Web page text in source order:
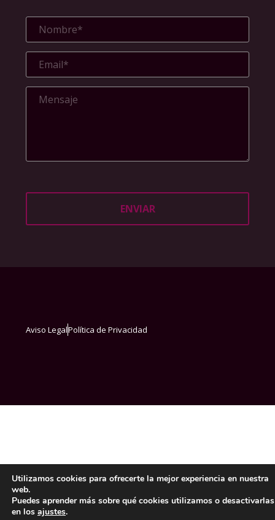
Aviso LegalPolítica de Privacidad
Utilizamos cookies para ofrecerte la mejor experiencia en nuestra
web.
Puedes aprender más sobre qué cookies utilizamos o desactivarlas
en los ajustes.